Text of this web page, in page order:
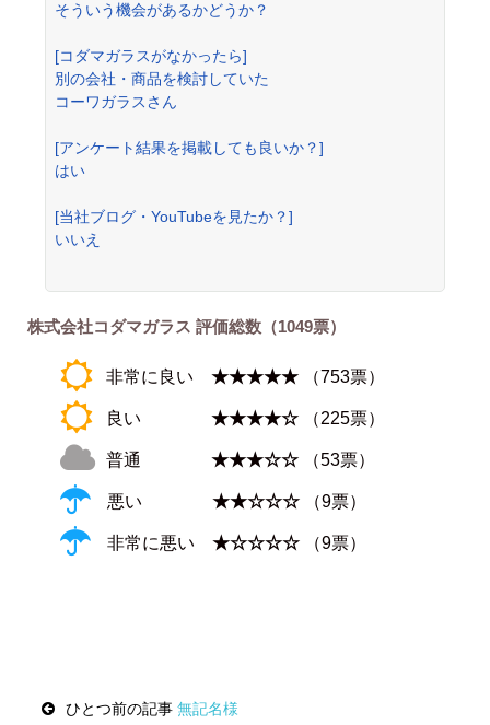
そういう機会があるかどうか？
[コダマガラスがなかったら]
別の会社・商品を検討していた
コーワガラスさん
[アンケート結果を掲載しても良いか？]
はい
[当社ブログ・YouTubeを見たか？]
いいえ
株式会社コダマガラス 評価総数（1049票）
非常に良い★★★★★ （753票）
良い★★★★☆ （225票）
普通★★★☆☆ （53票）
悪い★★☆☆☆ （9票）
非常に悪い★☆☆☆☆ （9票）
navigationひとつ前の記事無記名様